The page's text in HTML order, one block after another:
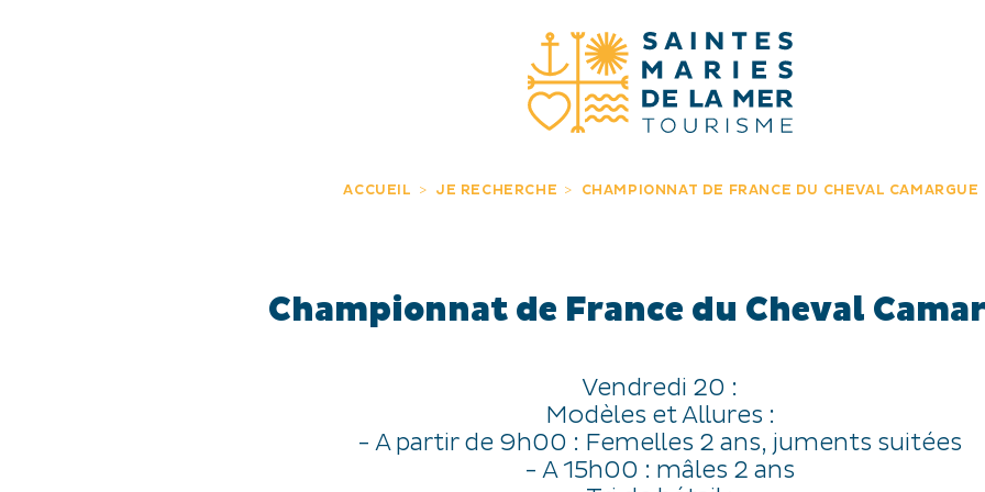
ACCUEIL JE RECHERCHE CHAMPIONNAT DE FRANCE DU CHEVAL CAMARGUE
Championnat de France du Cheval
Vendredi 20 :
Modèles et Allures :
- A partir de 9h00 : Femelles 2 ans, juments suitées
- A 15h00 : mâles 2 ans